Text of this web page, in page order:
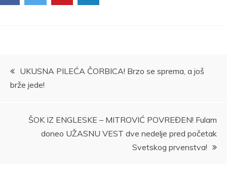
Kretanje
članka
UKUSNA PILEĆA ČORBICA! Brzo se sprema, a još
brže jede!
ŠOK IZ ENGLESKE – MITROVIĆ POVREĐEN! Fulam
doneo UŽASNU VEST dve nedelje pred početak
Svetskog prvenstva!